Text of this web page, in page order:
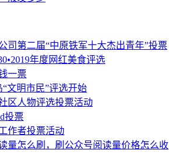
司第二届“中原铁军十大杰出青年”投票
年度网红美食评选
一票
“文明市民”评选开始
区人物评选投票活动
投票
作者投票活动
量怎么刷，刷公众号阅读量价格怎么收